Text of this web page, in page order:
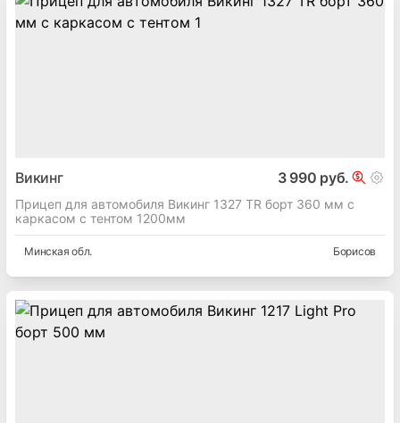
Викинг 3 990 руб.
Прицеп для автомобиля Викинг 1327 TR борт 360 мм с
каркасом с тентом 1200мм
Минская обл. Борисов